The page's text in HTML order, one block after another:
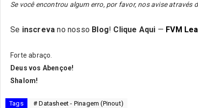
Se você encontrou algum erro, por favor, nos avise através
Se inscreva no nosso Blog! Clique Aqui — FVM
Forte abraço.
Deus vos Abençoe!
Shalom!
Tags # Datasheet - Pinagem (Pinout)